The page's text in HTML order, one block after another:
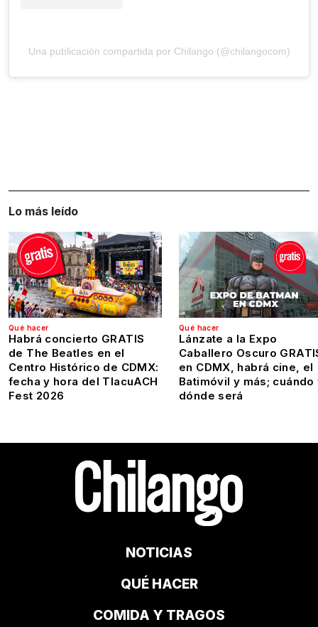
Una publicación compartida por Chilango (@chilangocom)
Lo más leído
Qué hacer
Habrá concierto GRATIS
de The Beatles en el
Centro Histórico de CDMX:
fecha y hora del TlacuACH
Fest 2026
Qué hacer
Lánzate a la Expo
Caballero Oscuro
en CDMX, habrá cine, el
Batimóvil y más; cuándo
dónde será
NOTICIAS
QUÉ HACER
COMIDA Y TRAGOS